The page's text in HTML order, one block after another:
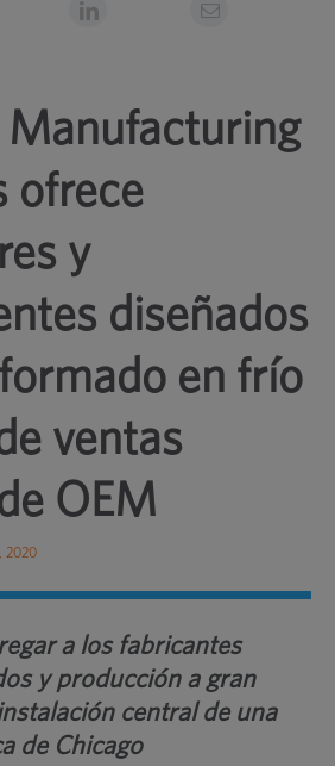
ofrece
y
diseñados
en frío
ventas
OEM
2020
a los fabricantes
y producción a gran
central de una
de Chicago